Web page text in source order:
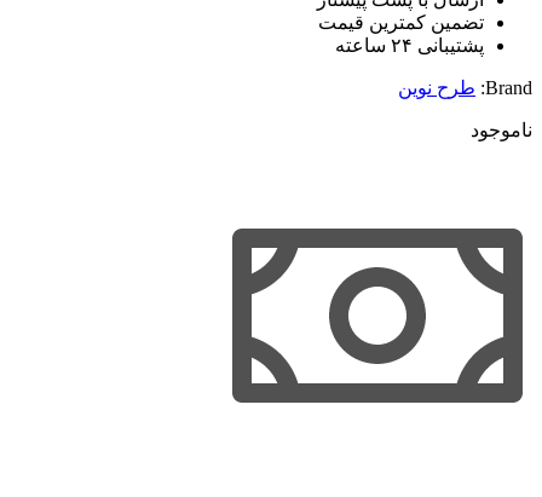
تضمین کمترین قیمت
پشتیبانی ۲۴ ساعته
Brand: طرح نوین
ناموجود